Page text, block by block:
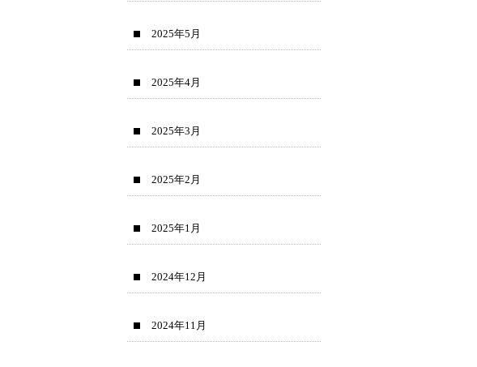
2025年5月
2025年4月
2025年3月
2025年2月
2025年1月
2024年12月
2024年11月